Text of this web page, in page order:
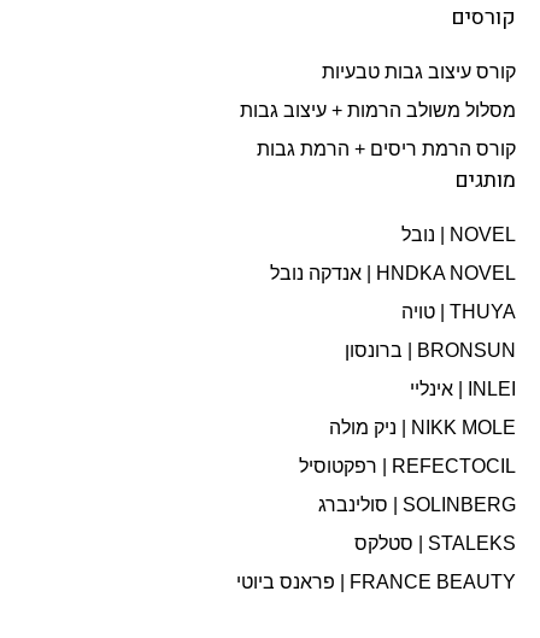
קורסים
קורס עיצוב גבות טבעיות
מסלול משולב הרמות + עיצוב גבות​
קורס הרמת ריסים + הרמת גבות
מותגים
NOVEL | נובל
HNDKA NOVEL | אנדקה נובל
THUYA | טויה
BRONSUN | ברונסון
INLEI | אינליי
NIKK MOLE | ניק מולה
REFECTOCIL | רפקטוסיל
SOLINBERG | סולינברג
STALEKS | סטלקס
FRANCE BEAUTY | פראנס ביוטי